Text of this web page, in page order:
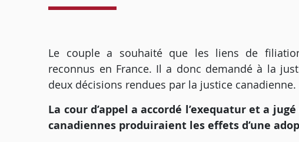
Le couple a souhaité que les liens de
reconnus en France. Il a donc demandé à la
deux décisions rendues par la justice canadienne.
La cour d’appel a accordé l’exequatur et a
canadiennes produiraient les effets d’une